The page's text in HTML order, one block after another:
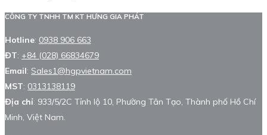
CÔNG TY TNHH TM KT HƯNG GIA PHÁT
Hotline: 0938 906 663
ĐT: +84 (028) 66834679
Email: Sales1@hgpvietnam.com
MST: 0313138119
Địa chỉ: 933/5/2C Tỉnh lộ 10, Phường Tân Tạo, Thành phố Hồ Chí
Minh, Việt Nam.